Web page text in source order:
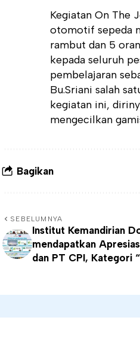
Kegiatan On The
otomotif sepeda
rambut dan 5
kepada seluruh
pembelajaran
Bu.Sriani salah
kegiatan ini,
mengecilkan
Bagikan
SEBELUMNYA
Institut Kemandirian
mendapatkan
dan PT CPI, Kategori